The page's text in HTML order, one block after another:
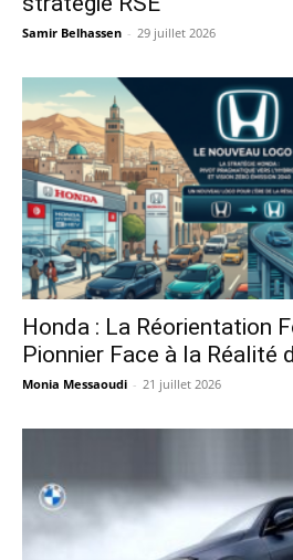
Samir Belhassen - 29 juillet 2026
Honda : La Réorientation
Pionnier Face à la Réalité
Monia Messaoudi - 21 juillet 2026